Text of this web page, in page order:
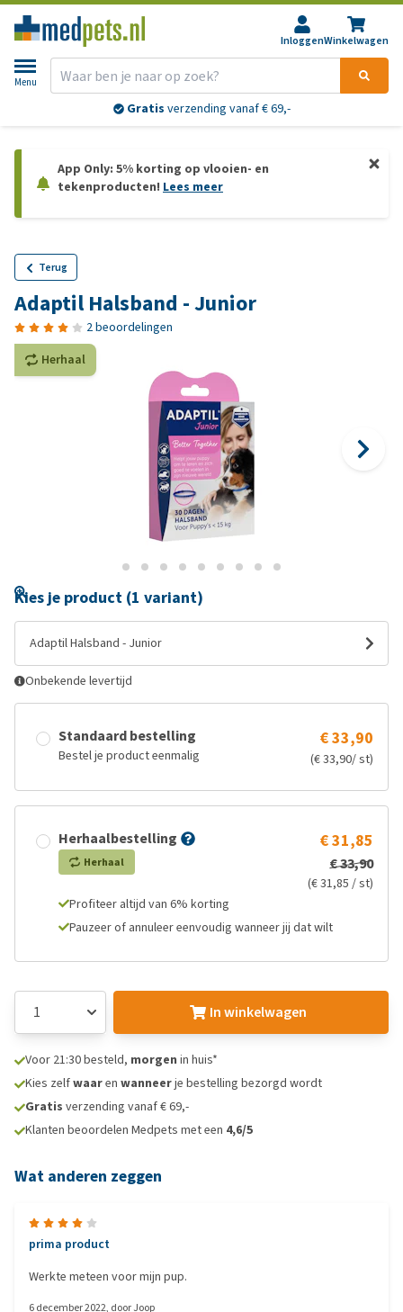
InloggenWinkelwagen
Menu
Gratis verzending vanaf € 69,-
App Only: 5% korting op vlooien- en
tekenproducten! Lees meer
Terug
Adaptil Halsband - Junior
2 beoordelingen
Herhaal
Kies je product (1 variant)
Adaptil Halsband - Junior
Onbekende levertijd
Standaard bestelling
Bestel je product eenmalig
€ 33,90
(€ 33,90/ st)
Herhaalbestelling
Herhaal
€ 31,85
€ 33,90
(€ 31,85 / st)
Profiteer altijd van 6% korting
Pauzeer of annuleer eenvoudig wanneer jij dat wilt
In winkelwagen
Voor 21:30 besteld, morgen in huis*
Kies zelfwaaren wanneerje bestelling bezorgd wordt
Gratis verzending vanaf € 69,-
Klanten beoordelen Medpets met een 4,6/5
Wat anderen zeggen
prima product
Werkte meteen voor mijn pup.
6 december 2022, doorJoop